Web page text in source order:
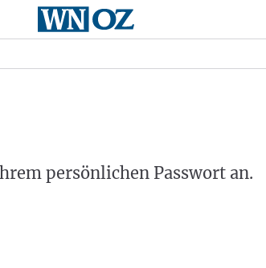
persönlichen Passwort an.